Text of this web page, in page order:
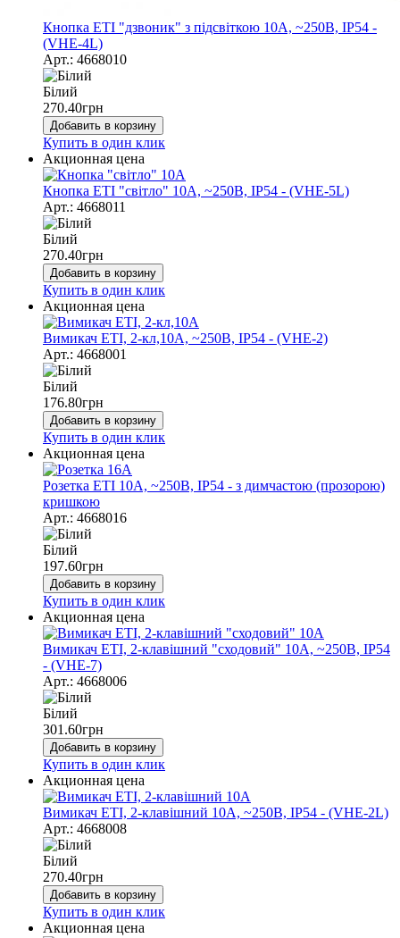
Кнопка ЕТІ "дзвоник" з підсвіткою 10А, ~250В, IP54 -
(VHE-4L)
Арт.: 4668010
Білий
270.40грн
Добавить в корзину
Купить в один клик
Акционная цена
Кнопка ЕТІ "світло" 10А, ~250В, IP54 - (VHE-5L)
Арт.: 4668011
Білий
270.40грн
Добавить в корзину
Купить в один клик
Акционная цена
Вимикач ЕТІ, 2-кл,10А, ~250В, IP54 - (VHE-2)
Арт.: 4668001
Білий
176.80грн
Добавить в корзину
Купить в один клик
Акционная цена
Розетка ETI 10А, ~250В, IP54 - з димчастою (прозорою)
кришкою
Арт.: 4668016
Білий
197.60грн
Добавить в корзину
Купить в один клик
Акционная цена
Вимикач ЕТІ, 2-клавішний "сходовий" 10А, ~250В, IP54
- (VHE-7)
Арт.: 4668006
Білий
301.60грн
Добавить в корзину
Купить в один клик
Акционная цена
Вимикач ЕТІ, 2-клавішний 10А, ~250В, IP54 - (VHE-2L)
Арт.: 4668008
Білий
270.40грн
Добавить в корзину
Купить в один клик
Акционная цена